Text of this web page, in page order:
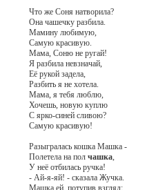
Что же Соня натворила?
Она чашечку разбила.
Мамину любимую,
Самую красивую.
Мама, Соню не ругай!
Я разбила невзначай,
Её рукой задела,
Разбить я не хотела.
Мама, я тебя люблю,
Хочешь, новую куплю
С ярко-синей сливою?
Самую красивую!
Разыгралась кошка Машка -
Полетела на пол чашка,
У неё отбилась ручка!
- Ай-я-яй! - сказала Жучка.
Машка ей, потупив взгляд: